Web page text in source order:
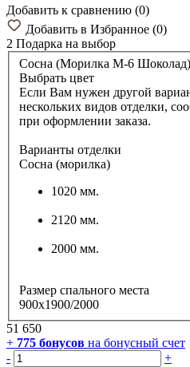
Добавить к сравнению (0)
Добавить в Избранное (0)
2 Подарка на выбор
Сосна (Морилка М-6
Выбрать цвет
Если Вам нужен другой
нескольких видов отделки,
при оформлении заказа.
Варианты отделки
Сосна (морилка)
1020 мм.
2120 мм.
2000 мм.
Размер спального места
900х1900/2000
51 650
+ 775 бонусов на бонусный счет
-
+